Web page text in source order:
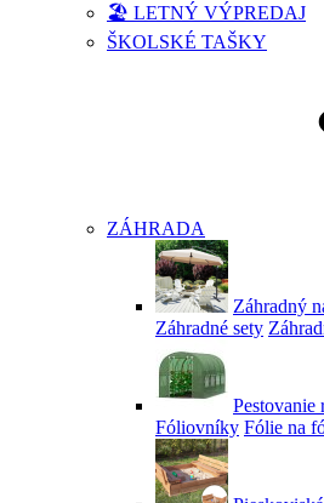
🏖️ LETNÝ VÝPREDAJ
ŠKOLSKÉ TAŠKY
ZÁHRADA
Záhradný
Záhradné sety
Pestovanie
Fóliovníky Fólie na